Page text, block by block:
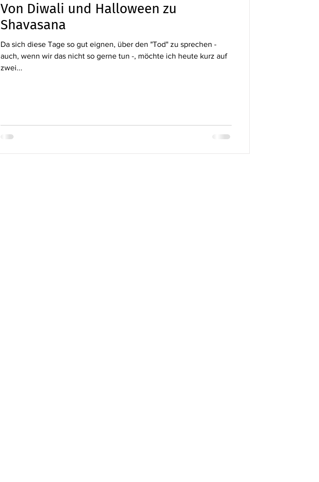
Von Diwali und Halloween zu
Shavasana
Da sich diese Tage so gut eignen, über den "Tod" zu sprechen -
auch, wenn wir das nicht so gerne tun -, möchte ich heute kurz auf
zwei...